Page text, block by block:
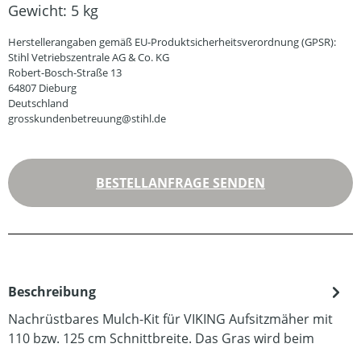
Gewicht: 5 kg
Herstellerangaben gemäß EU-Produktsicherheitsverordnung (GPSR):
Stihl Vetriebszentrale AG & Co. KG
Robert-Bosch-Straße 13
64807 Dieburg
Deutschland
grosskundenbetreuung@stihl.de
BESTELLANFRAGE SENDEN
Beschreibung
Nachrüstbares Mulch-Kit für VIKING Aufsitzmäher mit
110 bzw. 125 cm Schnittbreite. Das Gras wird beim